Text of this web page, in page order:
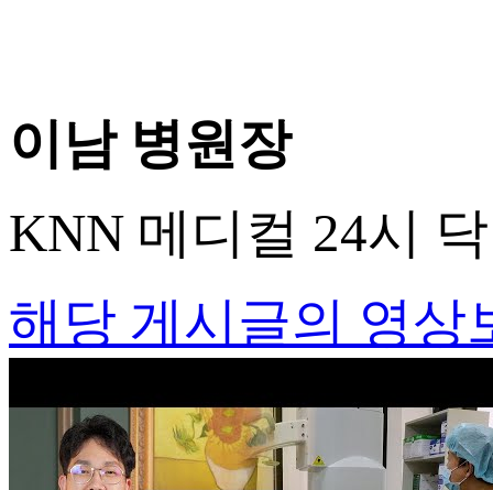
이남 병원장
KNN 메디컬 24시
해당 게시글의 영상